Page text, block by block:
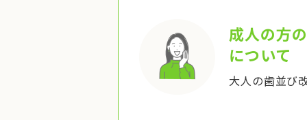
成人の方
について
大人の歯並び